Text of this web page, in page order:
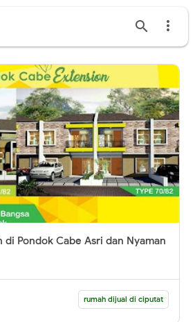
 
di Pondok Cabe Asri dan Nyaman
rumah dijual di ciputat